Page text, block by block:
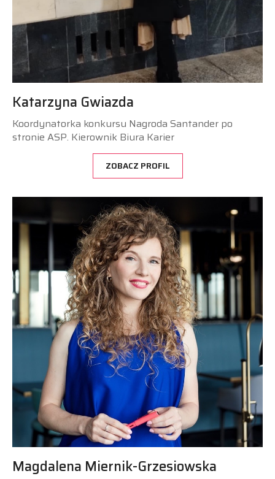
Katarzyna Gwiazda
Koordynatorka konkursu Nagroda Santander po
stronie ASP. Kierownik Biura Karier
ZOBACZ PROFIL
Magdalena Miernik-Grzesiowska